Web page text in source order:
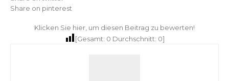
Share on pinterest
Klicken Sie hier, um diesen Beitrag zu bewerten!
[Gesamt: 0 Durchschnitt: 0]